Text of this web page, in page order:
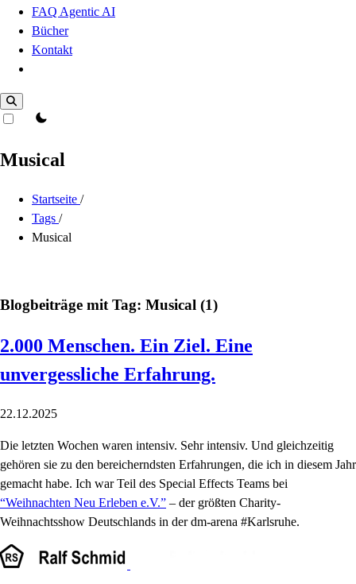
FAQ Agentic AI
Bücher
Kontakt
theme switcher
Musical
Startseite /
Tags /
Musical
Blogbeiträge mit Tag: Musical (1)
2.000 Menschen. Ein Ziel. Eine
unvergessliche Erfahrung.
22.12.2025
Die letzten Wochen waren intensiv. Sehr intensiv. Und gleichzeitig
gehören sie zu den bereicherndsten Erfahrungen, die ich in diesem Jahr
gemacht habe. Ich war Teil des Special Effects Teams bei
“Weihnachten Neu Erleben e.V.” – der größten Charity-
Weihnachtsshow Deutschlands in der dm-arena #Karlsruhe.